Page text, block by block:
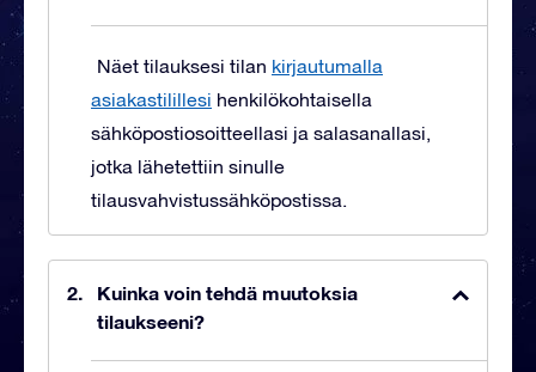
Näet tilauksesi tilan kirjautumalla
asiakastilillesi henkilökohtaisella
sähköpostiosoitteellasi ja salasanallasi,
jotka lähetettiin sinulle
tilausvahvistussähköpostissa.
Kuinka voin tehdä muutoksia
tilaukseeni?